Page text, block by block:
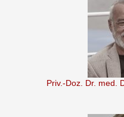
Priv.-Doz. Dr. med.